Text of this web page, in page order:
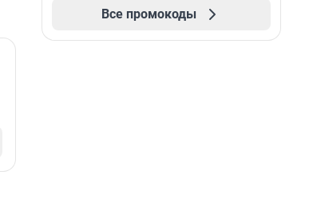
Все промокоды